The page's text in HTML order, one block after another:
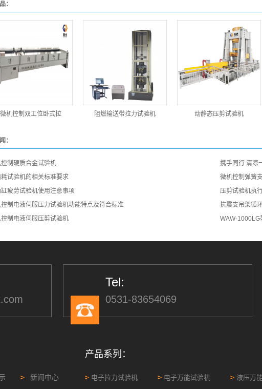
：
微机控制双工位卧式拉 阻燃输送带拉力试验机 动静态压剪试验机
：
制硬质合金试验机
携手同行 清凉
试验机的相关标准要求
微机控制弹簧
缸疲劳试验机使用注意事项
压剪试验机执
制电液伺服压力试验机功能特点及符合标准
抗震支吊架循
制电液伺服压剪试验机
WAW-1000LG
Tel:
0531-83654069
新闻中心
产品系列：
电子拉力试验机 电子万能试验机 液压万